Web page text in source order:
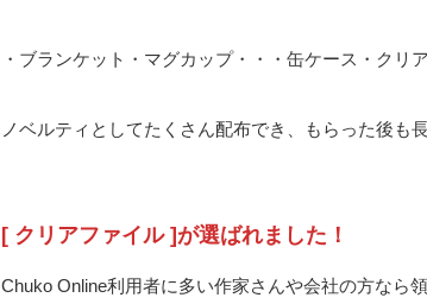
・ブランケット・マグカップ・・・缶ケース・クリ
ノベルティとしてたくさん配布でき、もらった後
[ クリアファイル ]が選ばれました！
Chuko Online利用者に多い作家さんや会社の方なら